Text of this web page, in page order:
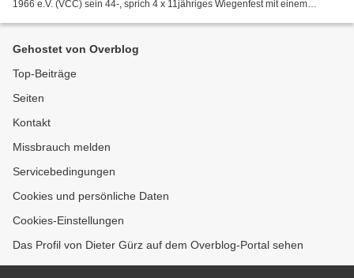
1966 e.V. (VCC) sein 44-, sprich 4 x 11jähriges Wiegenfest mit einem
Gehostet von Overblog
Top-Beiträge
Seiten
Kontakt
Missbrauch melden
Servicebedingungen
Cookies und persönliche Daten
Cookies-Einstellungen
Das Profil von Dieter Gürz auf dem Overblog-Portal sehen